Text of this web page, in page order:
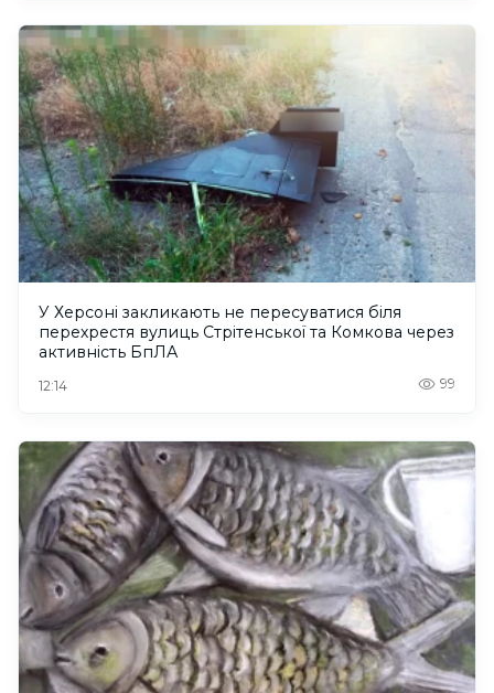
У Херсоні закликають не пересуватися біля
перехрестя вулиць Стрітенської та Комкова через
активність БпЛА
12:14 99